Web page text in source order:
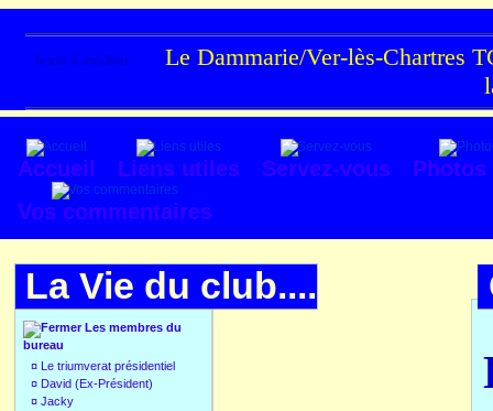
Texte à méditer :
Le Dammarie/Ver-lès-Chartres
Accueil Liens utiles Servez-vous
Photos
Vos commentaires
La Vie du club....
Les membres du
bureau
¤ Le triumverat présidentiel
¤ David (Ex-Président)
¤ Jacky